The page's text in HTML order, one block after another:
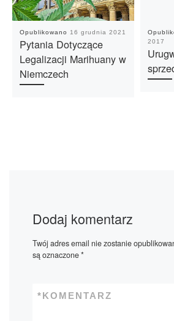
Opublikowano 16 grudnia 2021
Pytania Dotyczące
Legalizacji Marihuany w
Niemczech
2017
Dodaj komentarz
Twój adres email nie zostanie
są oznaczone*
KOMENTARZ
*